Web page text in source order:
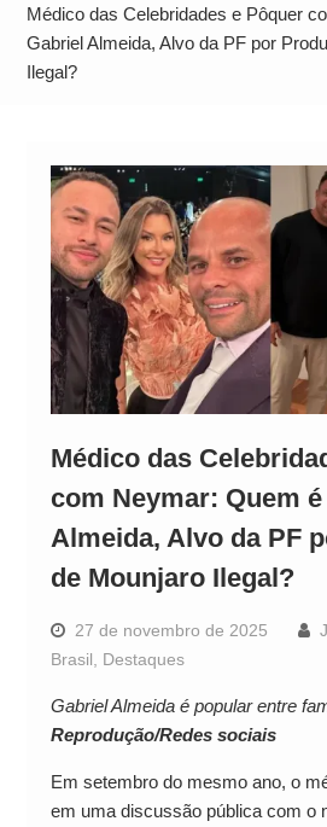
Alto
Médico das Celebridades e Pôquer
Gabriel Almeida, Alvo da PF por
Ilegal?
Médico das
com Neymar: Quem
Almeida, Alvo da PF
de Mounjaro Ilegal?
27 de novembro de 2025
Brasil
Destaques
Gabriel Almeida é popular entre
Reprodução/Redes sociais
Em setembro do mesmo ano, o
em uma discussão pública com o